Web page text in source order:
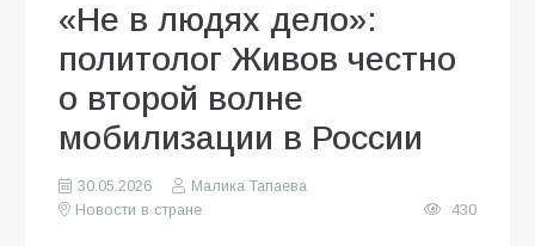
«Не в людях дело»:
политолог Живов честно
о второй волне
мобилизации в России
30.05.2026
Малика Тапаева
Новости в стране
430